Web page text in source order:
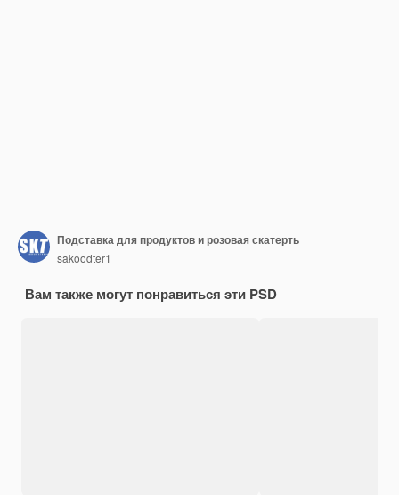
Подставка для продуктов и розовая скатерть
sakoodter1
Вам также могут понравиться эти PSD